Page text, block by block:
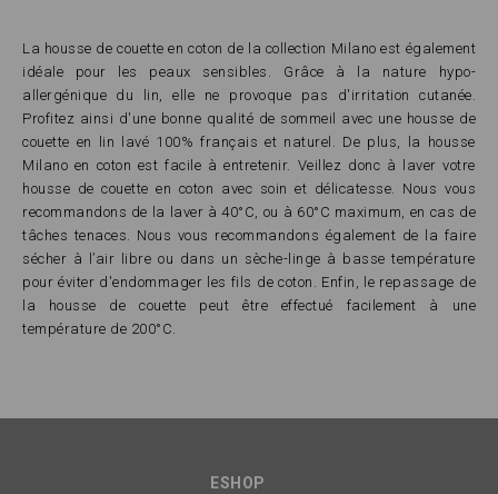
La housse de couette en coton de la collection Milano est également
idéale pour les peaux sensibles. Grâce à la nature hypo-
allergénique du lin, elle ne provoque pas d'irritation cutanée.
Profitez ainsi d'une bonne qualité de sommeil avec une housse de
couette en lin lavé 100% français et naturel. De plus, la housse
Milano en coton est facile à entretenir. Veillez donc à laver votre
housse de couette en coton avec soin et délicatesse. Nous vous
recommandons de la laver à 40°C, ou à 60°C maximum, en cas de
tâches tenaces. Nous vous recommandons également de la faire
sécher à l’air libre ou dans un sèche-linge à basse température
pour éviter d'endommager les fils de coton. Enfin, le repassage de
la housse de couette peut être effectué facilement à une
température de 200°C.
ESHOP